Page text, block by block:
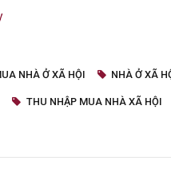
NHÀ Ở XÃ HỘI NHÀ Ở XÃ
THU NHẬP MUA NHÀ XÃ HỘI